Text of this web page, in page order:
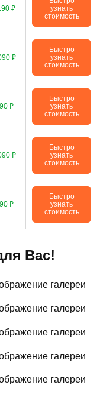
₽
узнать
стоимость
₽
Быстро
узнать
стоимость
₽
Быстро
узнать
стоимость
₽
Быстро
узнать
стоимость
₽
Быстро
узнать
стоимость
Вас!